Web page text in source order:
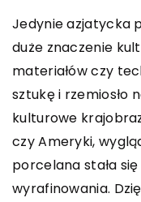
Jedynie azjatycka
duże znaczenie
materiałów czy
sztukę i rzemiosło
kulturowe
czy Ameryki,
porcelana stała
wyrafinowania.